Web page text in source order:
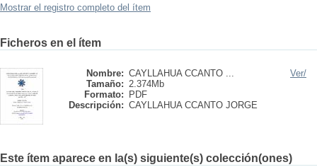
Mostrar el registro completo del ítem
Ficheros en el ítem
Nombre: CAYLLAHUA CCANTO ...
Tamaño: 2.374Mb
Formato:
PDF
Descripción: CAYLLAHUA CCANTO JORGE
Ver/
Este ítem aparece en la(s) siguiente(s) colección(ones)